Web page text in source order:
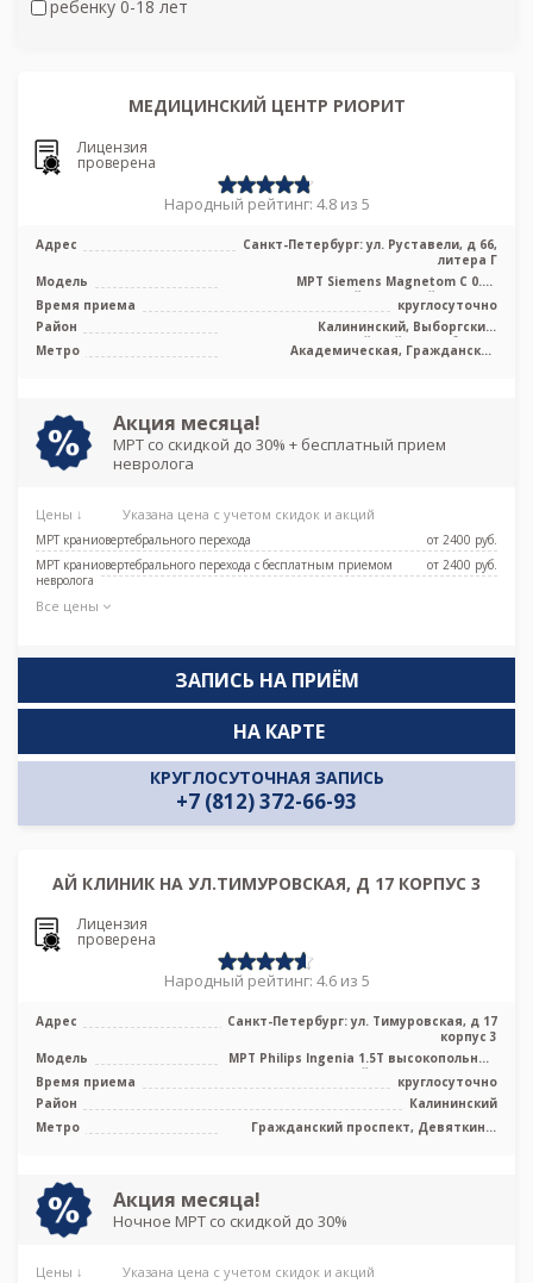
ребенку 0-18 лет
МЕДИЦИНСКИЙ ЦЕНТР РИОРИТ
Лицензия
проверена
Народный рейтинг: 4.8 из 5
Адрес
Санкт-Петербург: ул. Руставели, д 66,
литера Г
Модель
МРТ Siemens Magnetom C 0.4T
среднепольный открытый тип, УЗИ
Samsung
Время приема
круглосуточно
Район
Калининский, Выборгский,
Красногвардейский, Лен. область
Метро
Академическая, Гражданский
Акция месяца!
МРТ со скидкой до 30% + бесплатный прием
невролога
Цены ↓ Указана цена с учетом скидок и акций
МРТ краниовертебрального перехода
от 2400 pуб.
МРТ краниовертебрального перехода с бесплатным приемом
невролога
от 2400 pуб.
Все цены
ЗАПИСЬ НА ПРИЁМ
КРУГЛОСУТОЧНАЯ ЗАПИСЬ
+7 (812) 372-66-93
НА КАРТЕ
АЙ КЛИНИК НА УЛ.ТИМУРОВСКАЯ, Д 17 КОРПУС 3
Лицензия
проверена
Народный рейтинг: 4.6 из 5
Адрес
Санкт-Петербург: ул. Тимуровская, д 17
корпус 3
Модель
МРТ Philips Ingenia 1.5T высокопольный
полуоткрытый тип, КТ Philips In ...
Время приема
круглосуточно
Район
Калининский
Метро
Гражданский проспект, Девяткино,
Акция месяца!
Ночное МРТ со скидкой до 30%
Цены ↓ Указана цена с учетом скидок и акций